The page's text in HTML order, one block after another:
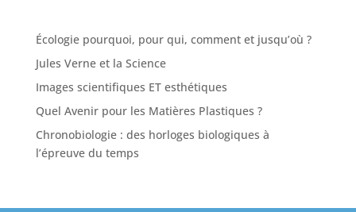
Écologie pourquoi, pour qui, comment et jusqu’où ?
Jules Verne et la Science
Images scientifiques ET esthétiques
Quel Avenir pour les Matières Plastiques ?
Chronobiologie : des horloges biologiques à
l’épreuve du temps